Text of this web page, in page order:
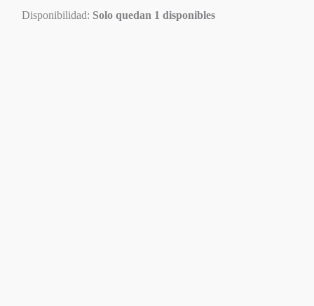
Disponibilidad: Solo quedan 1 disponibles